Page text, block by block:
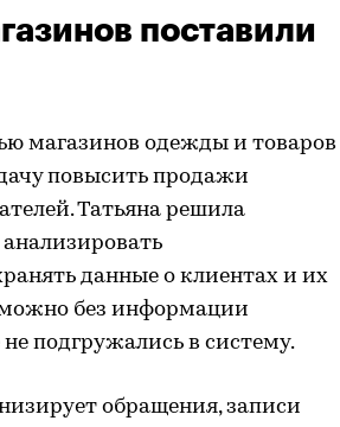
поставили
магазинов одежды и товаров
повысить продажи
Татьяна решила
данные о клиентах и их
без информации
подгружались в систему.
обращения, записи